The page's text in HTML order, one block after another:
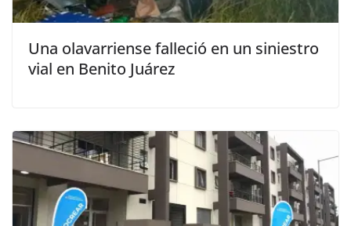
Una olavarriense falleció en un siniestro
vial en Benito Juárez